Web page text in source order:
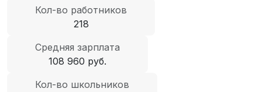
Кол-во работников
218
Средняя зарплата
108 960 руб.
Кол-во школьников